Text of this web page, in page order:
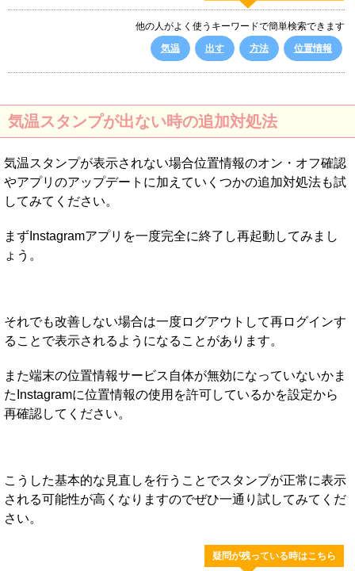
他の人がよく使うキーワードで簡単検索できます
気温
出す 方法 位置情報
気温スタンプが出ない時の追加対処法
気温スタンプが表示されない場合位置情報のオン・オフ確認
やアプリのアップデートに加えていくつかの追加対処法も試
してみてください。
まずInstagramアプリを一度完全に終了し再起動してみまし
ょう。
それでも改善しない場合は一度ログアウトして再ログインす
ることで表示されるようになることがあります。
また端末の位置情報サービス自体が無効になっていないかま
たInstagramに位置情報の使用を許可しているかを設定から
再確認してください。
こうした基本的な見直しを行うことでスタンプが正常に表示
される可能性が高くなりますのでぜひ一通り試してみてくだ
さい。
疑問が残っている時はこちら